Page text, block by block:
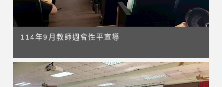
114年9月教師週會性平宣導